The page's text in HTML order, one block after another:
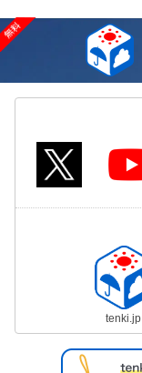
tenki.jp